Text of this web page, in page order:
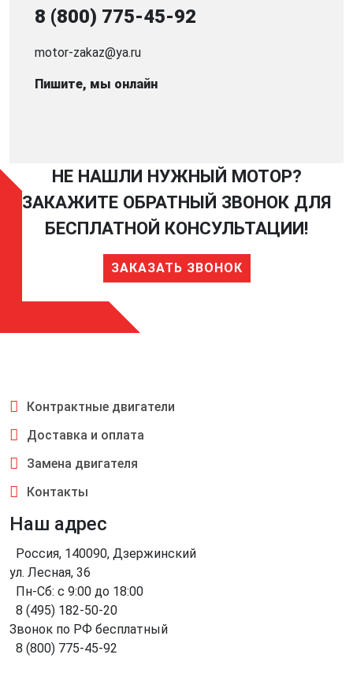
8 (800) 775-45-92
motor-zakaz@ya.ru
Пишите, мы онлайн
НЕ НАШЛИ НУЖНЫЙ МОТОР?
ЗАКАЖИТЕ ОБРАТНЫЙ ЗВОНОК ДЛЯ
БЕСПЛАТНОЙ КОНСУЛЬТАЦИИ!
ЗАКАЗАТЬ ЗВОНОК
Контрактные двигатели
Доставка и оплата
Замена двигателя
Контакты
Наш адрес
Россия, 140090, Дзержинский
ул. Лесная, 36
Пн-Сб: с 9:00 до 18:00
8 (495) 182-50-20
Звонок по РФ бесплатный
8 (800) 775-45-92